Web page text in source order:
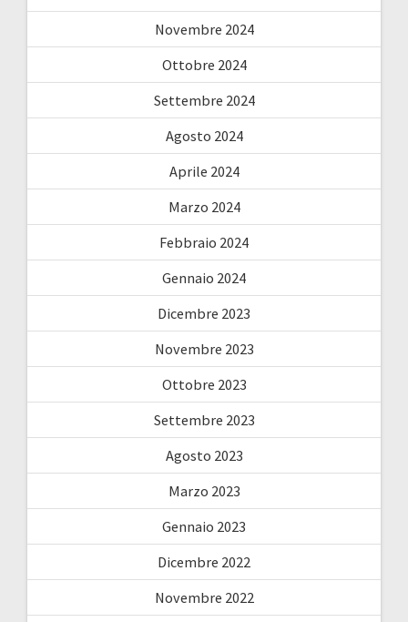
Novembre 2024
Ottobre 2024
Settembre 2024
Agosto 2024
Aprile 2024
Marzo 2024
Febbraio 2024
Gennaio 2024
Dicembre 2023
Novembre 2023
Ottobre 2023
Settembre 2023
Agosto 2023
Marzo 2023
Gennaio 2023
Dicembre 2022
Novembre 2022